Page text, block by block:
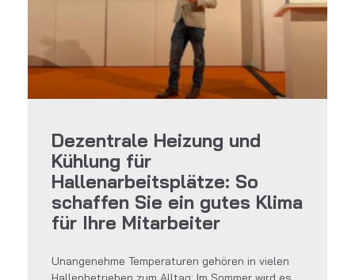
Dezentrale Heizung und
Kühlung für
Hallenarbeitsplätze: So
schaffen Sie ein gutes Klima
für Ihre Mitarbeiter
Unangenehme Temperaturen gehören in vielen